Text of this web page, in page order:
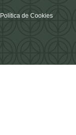
Política de Cookies